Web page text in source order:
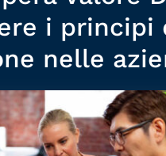
i principi
nelle